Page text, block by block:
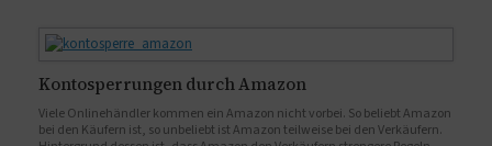
Kontosperrungen durch Amazon
Viele Onlinehändler kommen ein Amazon nicht vorbei. So beliebt Amazon
bei den Käufern ist, so unbeliebt ist Amazon teilweise bei den Verkäufern.